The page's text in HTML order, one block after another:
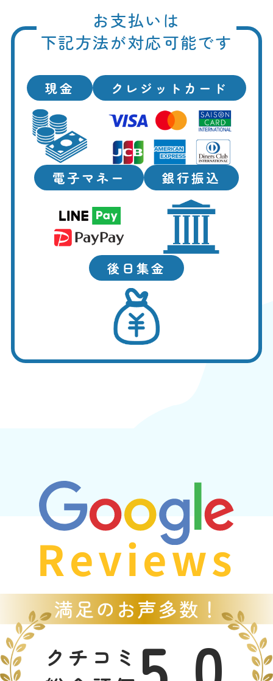
お支払いは
下記方法が対応可能です
現金 クレジットカード
電子マネー 銀行振込
後日集金
Reviews
クチコミ